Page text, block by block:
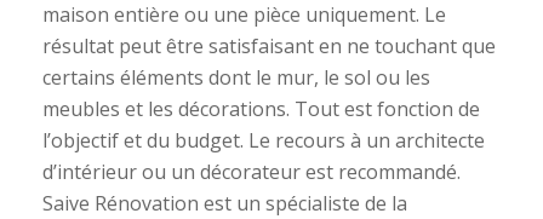
maison entière ou une pièce uniquement. Le
résultat peut être satisfaisant en ne touchant que
certains éléments dont le mur, le sol ou les
meubles et les décorations. Tout est fonction de
l’objectif et du budget. Le recours à un architecte
d’intérieur ou un décorateur est recommandé.
Saive Rénovation est un spécialiste de la